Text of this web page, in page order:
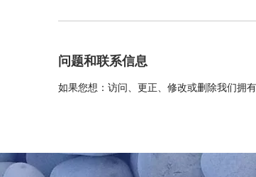
问题和联系信息
如果您想：访问、更正、修改或删除我们拥